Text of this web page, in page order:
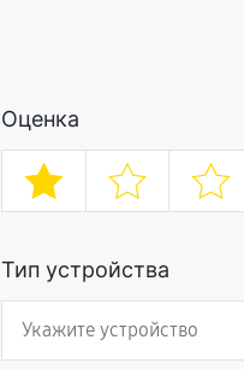
Оценка
Тип устройства